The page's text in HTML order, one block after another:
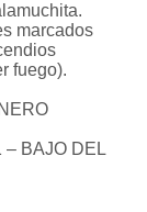
marcados
fuego).
– BAJO DEL